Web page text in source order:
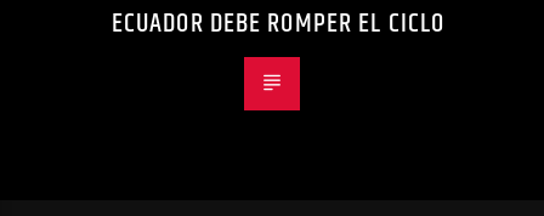
ECUADOR DEBE ROMPER EL CICLO